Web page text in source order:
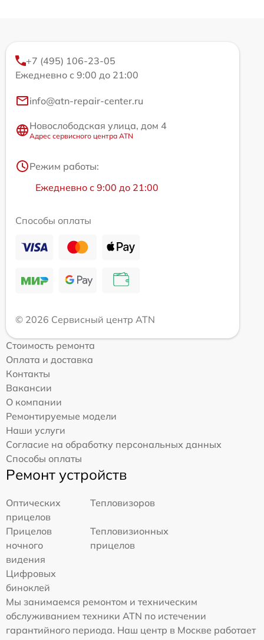
+7 (495) 106-23-05
Ежедневно с 9:00 до 21:00
info@atn-repair-center.ru
Новослободская улица, дом 4
Адрес сервисного центра ATN
Режим работы:
Ежедневно с 9:00 до 21:00
Способы оплаты
© 2026 Сервисный центр ATN
Стоимость ремонта
Оплата и доставка
Контакты
Вакансии
О компании
Ремонтируемые модели
Наши услуги
Согласие на обработку персональных данных
Способы оплаты
Ремонт устройств
Оптических
прицелов
Тепловизоров
Прицелов
ночного
видения
Тепловизионных
прицелов
Цифровых
биноклей
Мы занимаемся ремонтом и техническим
обслуживанием техники ATN по истечении
гарантийного периода. Наш центр в Москве работает